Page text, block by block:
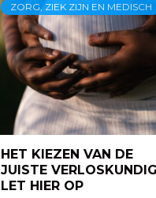
ZORG, ZIEK ZIJN EN MEDISCH
HET KIEZEN VAN DE
JUISTE
LET HIER OP